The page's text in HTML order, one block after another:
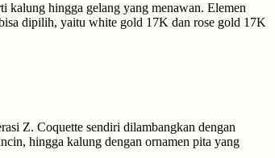
kalung hingga gelang yang menawan. Elemen
dipilih, yaitu white gold 17K dan rose gold 17K
Z. Coquette sendiri dilambangkan dengan
hingga kalung dengan ornamen pita yang